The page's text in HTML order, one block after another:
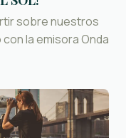
sobre nuestros
la emisora Onda